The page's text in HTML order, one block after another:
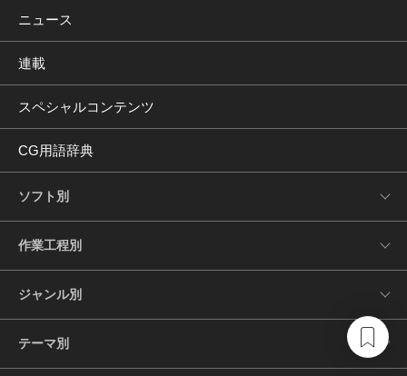
ニュース
連載
スペシャルコンテンツ
CG用語辞典
ソフト別
作業工程別
ジャンル別
テーマ別